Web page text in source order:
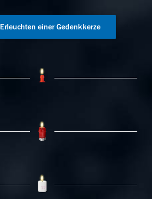
Erleuchten einer Gedenkkerze